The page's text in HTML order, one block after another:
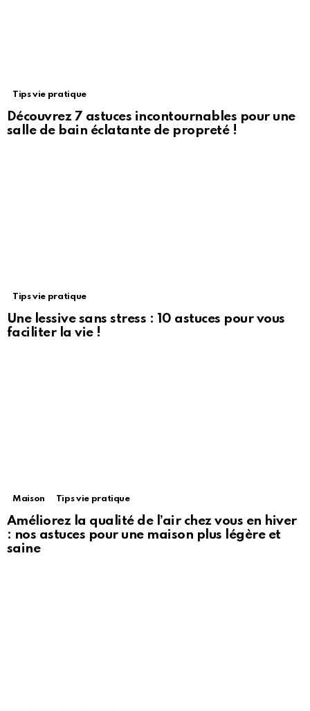
Tips vie pratique
Découvrez 7 astuces incontournables pour une
salle de bain éclatante de propreté !
Tips vie pratique
Une lessive sans stress : 10 astuces pour vous
faciliter la vie !
Maison Tips vie pratique
Améliorez la qualité de l’air chez vous en hiver
: nos astuces pour une maison plus légère et
saine